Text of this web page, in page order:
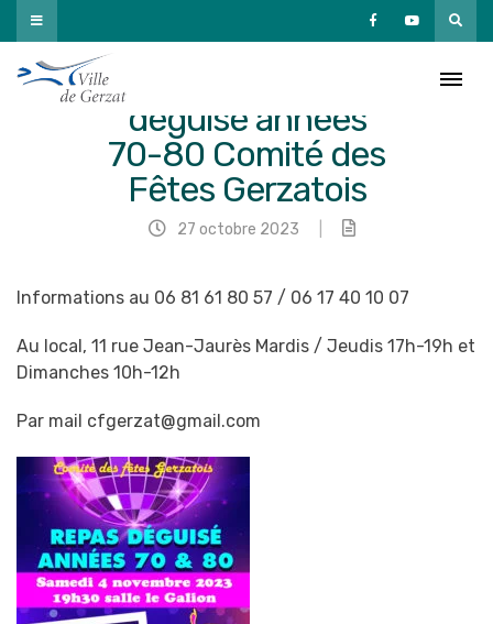
Passer
au
contenu
déguisé années
70-80 Comité des
Fêtes Gerzatois
27 octobre 2023
Informations au 06 81 61 80 57 / 06 17 40 10 07
Au local, 11 rue Jean-Jaurès Mardis / Jeudis 17h-19h et
Dimanches 10h-12h
Par mail cfgerzat@gmail.com